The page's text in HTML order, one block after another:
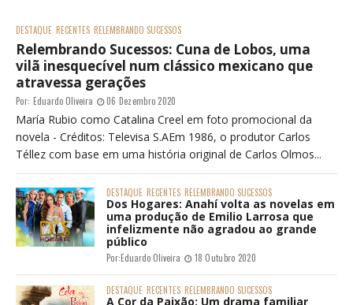
DESTAQUE RECENTES RELEMBRANDO SUCESSOS
Relembrando Sucessos: Cuna de Lobos, uma
vilã inesquecível num clássico mexicano que
atravessa gerações
Por: Eduardo Oliveira 06 Dezembro 2020
María Rubio como Catalina Creel em foto promocional da
novela - Créditos: Televisa S.AEm 1986, o produtor Carlos
Téllez com base em uma história original de Carlos Olmos...
DESTAQUE RECENTES RELEMBRANDO SUCESSOS
Dos Hogares: Anahí volta as novelas em
uma produção de Emilio Larrosa que
infelizmente não agradou ao grande
público
Por:Eduardo Oliveira 18 Outubro 2020
DESTAQUE RECENTES RELEMBRANDO SUCESSOS
A Cor da Paixão: Um drama familiar